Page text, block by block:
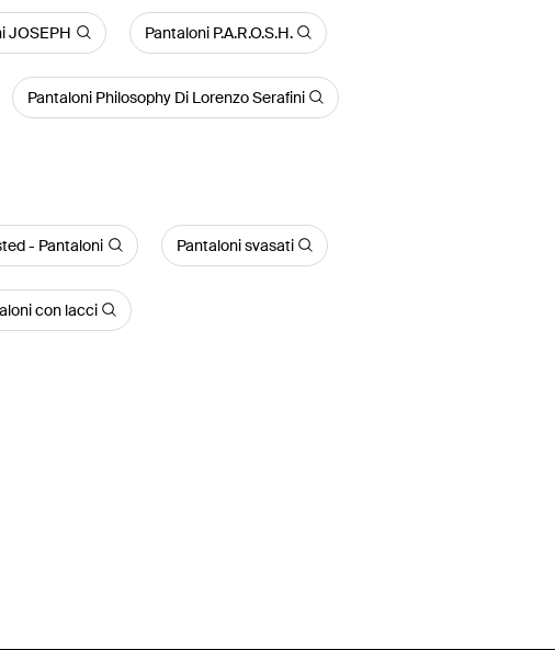
JOSEPH Pantaloni P.A.R.O.S.H.
Pantaloni Philosophy Di Lorenzo Serafini
- Pantaloni Pantaloni svasati
con lacci